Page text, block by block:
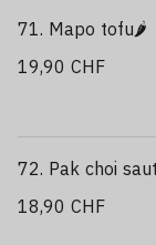
71. Mapo tofu🌶️
19,90 CHF
72. Pak choi
18,90 CHF